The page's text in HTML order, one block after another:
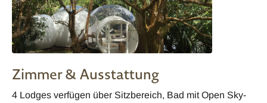
Zimmer & Ausstattung
4 Lodges verfügen über Sitzbereich, Bad mit Open Sky-